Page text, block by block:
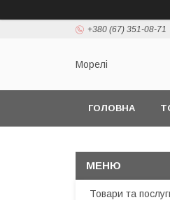
+380 (67) 351-08-71
Морелі
ГОЛОВНА
Товари та